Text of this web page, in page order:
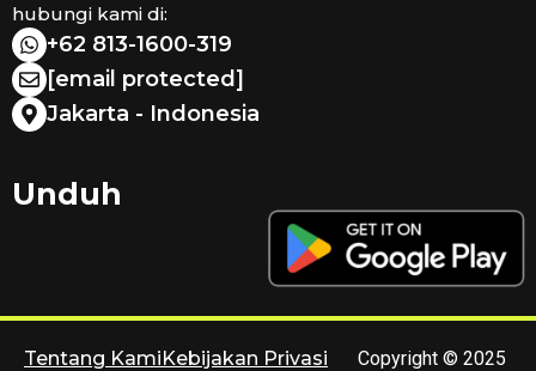
hubungi kami di:
+62 813-1600-319
[email protected]
Jakarta - Indonesia
Unduh
Copyright © 2025
Tentang KamiKebijakan Privasi